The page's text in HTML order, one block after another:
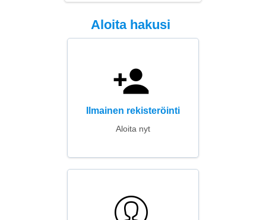
Aloita hakusi
Ilmainen rekisteröinti
Aloita nyt